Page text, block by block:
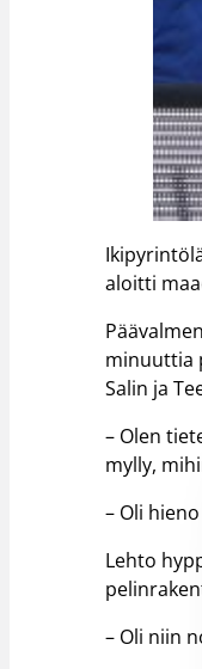
aloitti
minuuttia
Salin ja
– Olen
mylly,
– Oli
Lehto
– Oli niin